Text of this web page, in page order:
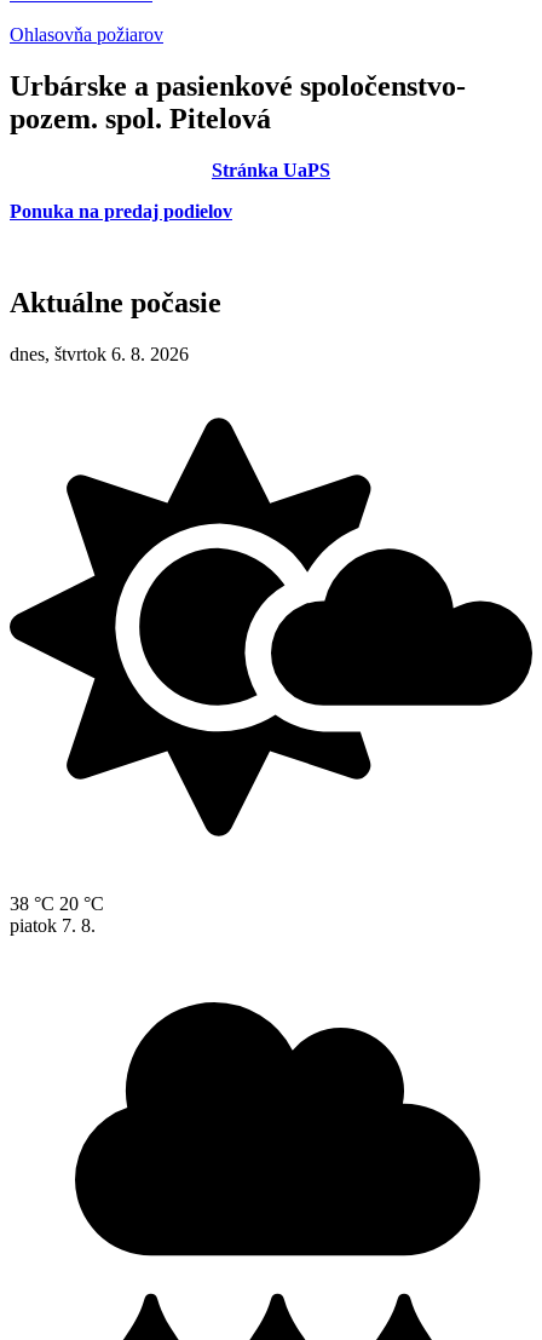
Ohlasovňa požiarov
Urbárske a pasienkové spoločenstvo-
pozem. spol. Pitelová
Stránka UaPS
Ponuka na predaj podielov
Aktuálne počasie
dnes, štvrtok 6. 8. 2026
38 °C 20 °C
piatok 7. 8.